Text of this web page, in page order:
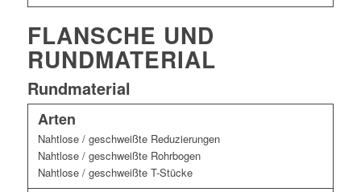
FLANSCHE UND
RUNDMATERIAL
Rundmaterial
Arten
Nahtlose / geschweißte Reduzierungen
Nahtlose / geschweißte Rohrbogen
Nahtlose / geschweißte T-Stücke